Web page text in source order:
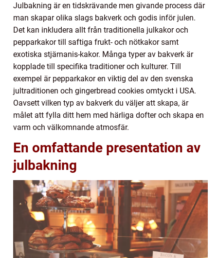
Julbakning är en tidskrävande men givande process där
man skapar olika slags bakverk och godis inför julen.
Det kan inkludera allt från traditionella julkakor och
pepparkakor till saftiga frukt- och nötkakor samt
exotiska stjärnanis-kakor. Många typer av bakverk är
kopplade till specifika traditioner och kulturer. Till
exempel är pepparkakor en viktig del av den svenska
jultraditionen och gingerbread cookies omtyckt i USA.
Oavsett vilken typ av bakverk du väljer att skapa, är
målet att fylla ditt hem med härliga dofter och skapa en
varm och välkomnande atmosfär.
En omfattande presentation av
julbakning